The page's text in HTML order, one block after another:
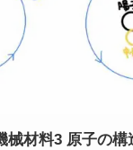
械材料3 原子の構